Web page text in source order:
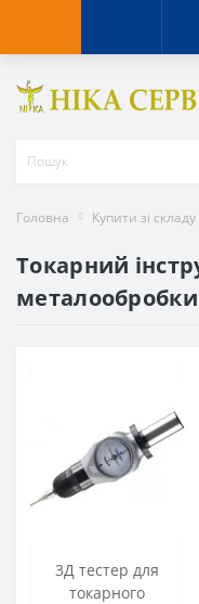
Головна Купити зі складу
Токарний
металообробки
3Д тестер для
токарного